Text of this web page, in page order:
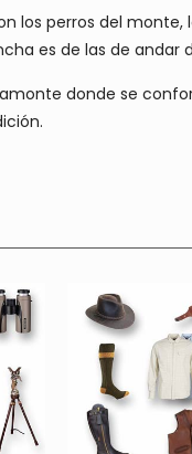
los perros del
es de las de
donde se